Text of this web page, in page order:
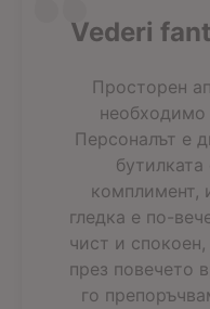
Vederi
Просторен
необходимо
Персоналът е
комплимент,
гледка е по-
чист и
през повечето
го